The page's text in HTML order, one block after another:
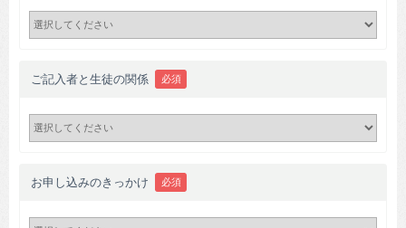
ご記入者と生徒の関係 必須
お申し込みのきっかけ 必須